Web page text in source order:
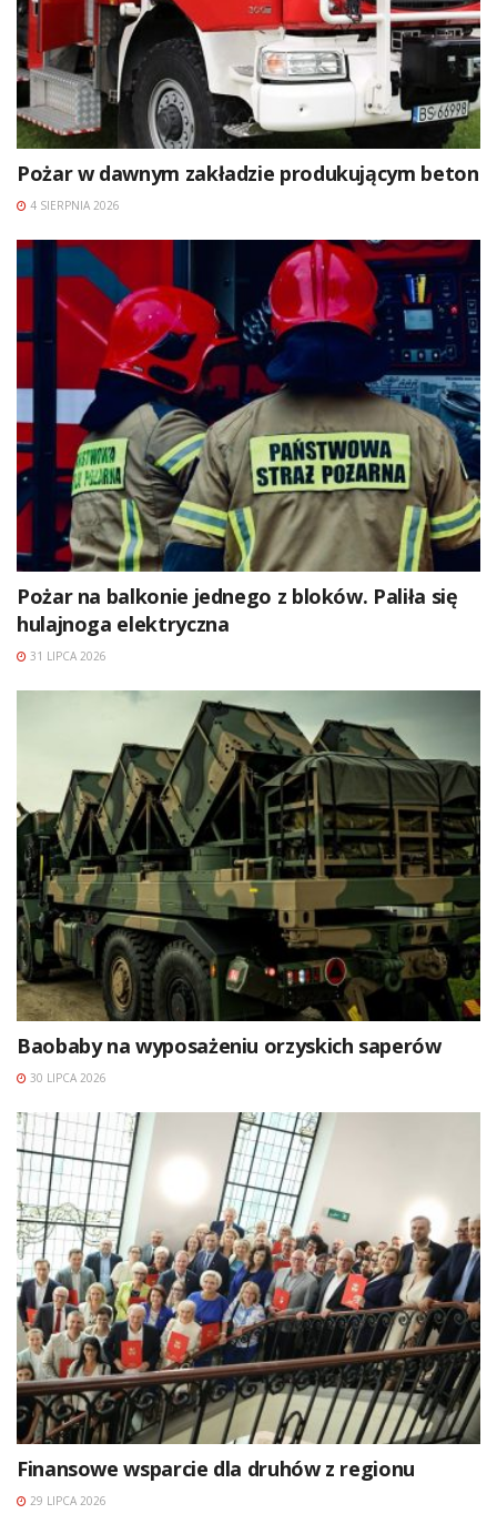
Pożar w dawnym zakładzie produkującym beton
4 SIERPNIA 2026
Pożar na balkonie jednego z bloków. Paliła się
hulajnoga elektryczna
31 LIPCA 2026
Baobaby na wyposażeniu orzyskich saperów
30 LIPCA 2026
Finansowe wsparcie dla druhów z regionu
29 LIPCA 2026